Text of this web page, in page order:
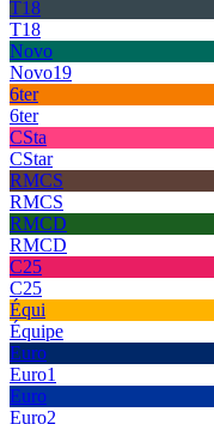
T18
T18
Novo
Novo19
6ter
6ter
CSta
CStar
RMCS
RMCS
RMCD
RMCD
C25
C25
Équi
Équipe
Euro
Euro1
Euro
Euro2